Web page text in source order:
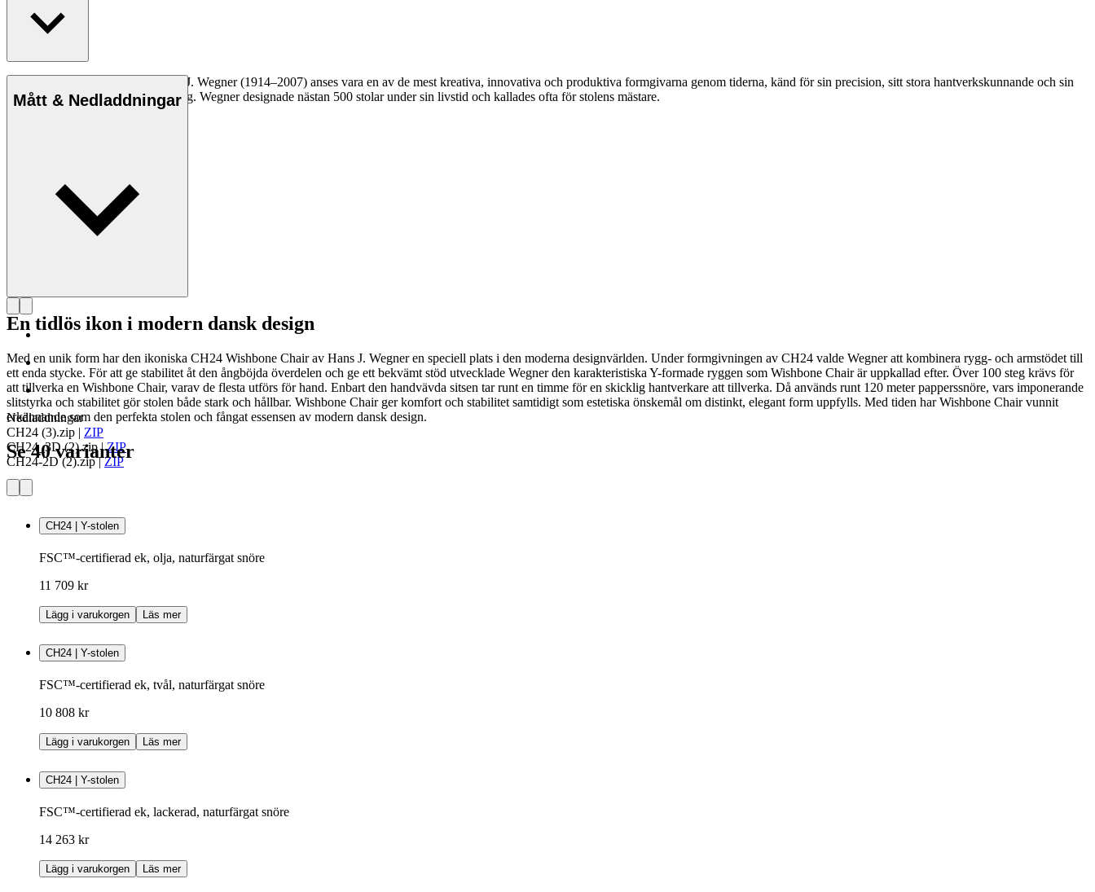
Den danske möbeldesignern Hans J. Wegner (1914–2007) anses vara en av de mest kreativa, innovativa och produktiva formgivarna genom tiderna, känd för sin precision, sitt stora hantverkskunnande och sin
kompromisslösa syn på formgivning. Wegner designade nästan 500 stolar under sin livstid och kallades ofta för stolens mästare.
Mått & Nedladdningar
Nedladdningar
CH24 (3).zip | ZIP
CH24_3D (2).zip|ZIP
CH24-2D (2).zip|ZIP
En tidlös ikon i modern dansk design
Med en unik form har den ikoniska CH24 Wishbone Chair av Hans J. Wegner en speciell plats i den moderna designvärlden. Under formgivningen av CH24 valde Wegner att kombinera rygg- och armstödet till
ett enda stycke. För att ge stabilitet åt den ångböjda överdelen och ge ett bekvämt stöd utvecklade Wegner den karakteristiska Y-formade ryggen som Wishbone Chair är uppkallad efter. Över 100 steg krävs för
att tillverka en Wishbone Chair, varav de flesta utförs för hand. Enbart den handvävda sitsen tar runt en timme för en skicklig hantverkare att tillverka. Då används runt 120 meter papperssnöre, vars imponerande
slitstyrka och stabilitet gör stolen både stark och hållbar. Wishbone Chair ger komfort och stabilitet samtidigt som estetiska önskemål om distinkt, elegant form uppfylls. Med tiden har Wishbone Chair vunnit
erkännande som den perfekta stolen och fångat essensen av modern dansk design.
Se 40 varianter
CH24 | Y-stolen
FSC™-certifierad ek, olja, naturfärgat snöre
11 709 kr
Lägg i varukorgen Läs mer
CH24 | Y-stolen
FSC™-certifierad ek, tvål, naturfärgat snöre
10 808 kr
Lägg i varukorgen Läs mer
CH24 | Y-stolen
FSC™-certifierad ek, lackerad, naturfärgat snöre
14 263 kr
Lägg i varukorgen Läs mer